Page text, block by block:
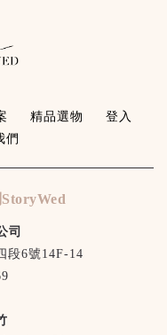
精品選物
登入
們
司
段6號14F-14